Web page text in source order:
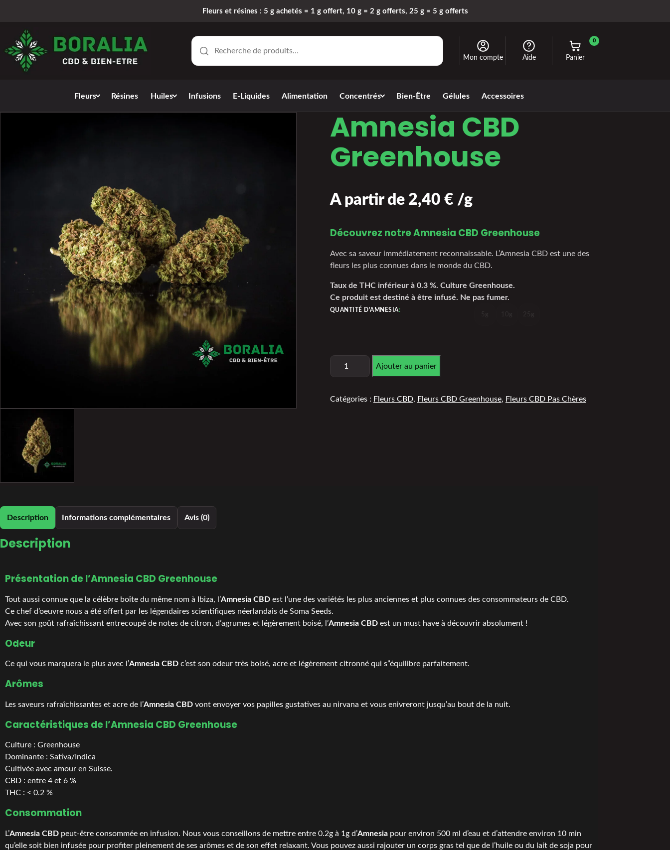
Fleurs et résines : 5 g achetés = 1 g offert, 10 g = 2 g offerts, 25 g = 5 g offerts
Mon compte Aide Panier
0
Fleurs Résines Huiles Infusions E-Liquides Alimentation Concentrés Bien-Être Gélules Accessoires
Amnesia CBD
Greenhouse
A partir de 2,40 € /g
Découvrez notre Amnesia CBD Greenhouse
Avec sa saveur immédiatement reconnaissable. L’Amnesia CBD est une des
fleurs les plus connues dans le monde du CBD.
Taux de THC inférieur à 0.3 %. Culture Greenhouse.
Ce produit est destiné à être infusé. Ne pas fumer.
QUANTITÉ D'AMNESIA:
Ajouter au panier
Catégories : Fleurs CBD, Fleurs CBD Greenhouse, Fleurs CBD Pas Chères
Description Informations complémentaires Avis (0)
Description
Présentation de l’Amnesia CBD Greenhouse
Tout aussi connue que la célèbre boîte du même nom à Ibiza, l’Amnesia CBD est l’une des variétés les plus anciennes et plus connues des consommateurs de CBD.
Ce chef d’oeuvre nous a été offert par les légendaires scientifiques néerlandais de Soma Seeds.
Avec son goût rafraîchissant entrecoupé de notes de citron, d’agrumes et légèrement boisé, l’Amnesia CBD est un must have à découvrir absolument !
Odeur
Ce qui vous marquera le plus avec l’Amnesia CBD c’est son odeur très boisé, acre et légèrement citronné qui s”équilibre parfaitement.
Arômes
Les saveurs rafraîchissantes et acre de l’Amnesia CBD vont envoyer vos papilles gustatives au nirvana et vous enivreront jusqu’au bout de la nuit.
Caractéristiques de l’Amnesia CBD Greenhouse
Culture : Greenhouse
Dominante : Sativa/Indica
Cultivée avec amour en Suisse.
CBD : entre 4 et 6 %
THC : < 0.2 %
Consommation
L’Amnesia CBD peut-être consommée en infusion. Nous vous conseillons de mettre entre 0.2g à 1g d’Amnesia pour environ 500 ml d’eau et d’attendre environ 10 min
qu’elle soit bien infusée pour profiter pleinement de ses arômes et de son effet relaxant. Vous pouvez aussi rajouter un corps gras tel que de l’huile ou du lait de soja pour